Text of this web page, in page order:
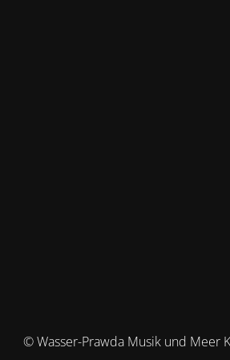
© Wasser-Prawda Musik und Meer